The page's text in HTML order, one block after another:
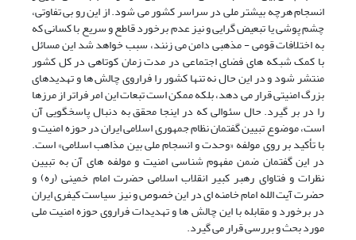
انسجام هرچه بیشتر ملی در سراسر کشور می شود. از این رو بی تفاوتی،
چشم پوشی یا تبعیض گرایی و نیز عدم برخورد قاطع و سریع با کسانی که
به اختلافات قومی - مذهبی دامن می زنند، سبب خواهد شد این مسائل
با کمک شبکه های فضای اجتماعی در مدت زمان کوتاهی در کل کشور
منتشر شود و در این حال نه تنها کشور را فراروی چالش ها و تهدیدهای
بزرگ امنیتی قرار می دهد، بلکه ممکن است تبعات این امر فراتر از مرزها
را در بر گیرد. حال سئوالی که در اینجا محقق به دنبال پاسخگویی آن
است، موضوع تبیین گفتمان نظام جمهوری اسلامی ایران در حوزه امنیت و
با تأکید بر روی مولفه «وحدت و انسجام ملی بین مذاهب اسلامی» است.
در این گفتمان ضمن مفهوم شناسی امنیت و مولفه های آن به تبیین
نظرات و فتاوای رهبر کبیر انقلاب اسلامی حضرت امام خمینی (ره) و
حضرت آیت الله امام خامنه ای در این خصوص و نیز سیاست کیفری ایران
در برخورد و مقابله با این چالش ها و تهدیدات فراروی حوزه امنیت ملی
مورد بحث و بررسی قرار می گیرد.